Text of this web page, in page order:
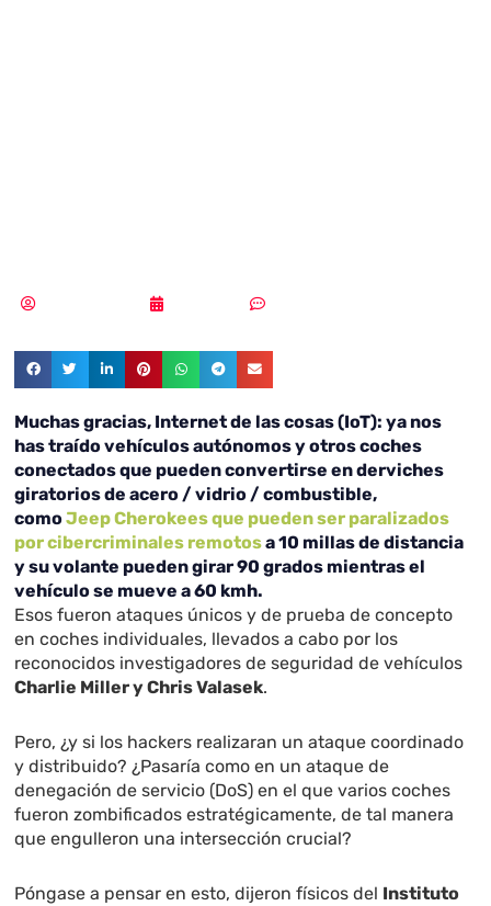
Muchas gracias, Internet de las cosas (IoT): ya nos
has traído vehículos autónomos y otros coches
conectados que pueden convertirse en derviches
giratorios de acero / vidrio / combustible,
comoJeep Cherokees que pueden ser paralizados
por cibercriminales remotosa 10 millas de distancia
y su volante pueden girar 90 grados mientras el
vehículo se mueve a 60 kmh.
Esos fueron ataques únicos y de prueba de concepto
en coches individuales, llevados a cabo por los
reconocidos investigadores de seguridad de vehículos
Charlie Miller y Chris Valasek.
Pero, ¿y si los hackers realizaran un ataque coordinado
y distribuido? ¿Pasaría como en un ataque de
denegación de servicio (DoS) en el que varios coches
fueron zombificados estratégicamente, de tal manera
que engulleron una intersección crucial?
Póngase a pensar en esto, dijeron físicos del Instituto